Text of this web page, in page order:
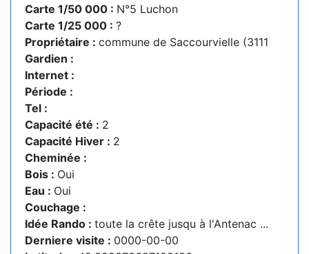
Carte 1/50 000 : N°5 Luchon
Carte 1/25 000 : ?
Propriétaire : commune de Saccourvielle (3111
Gardien :
Internet :
Période :
Tel :
Capacité été : 2
Capacité Hiver : 2
Cheminée :
Bois : Oui
Eau : Oui
Couchage :
Idée Rando : toute la crête jusqu à l'Antenac ...
Derniere visite : 0000-00-00